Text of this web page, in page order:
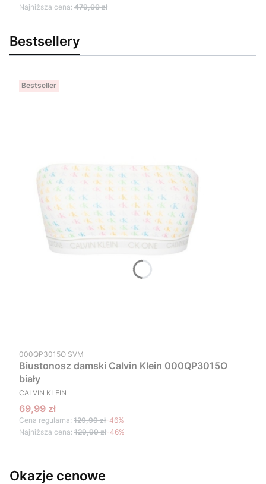
Najniższa cena: 479,00 zł
Bestsellery
Bestseller
Kod produktu
000QP3015O SVM
Biustonosz damski Calvin Klein 000QP3015O
biały
PRODUCENT
CALVIN KLEIN
Cena promocyjna
69,99 zł
Cena regularna: 129,99 zł-46%
Najniższa cena: 129,99 zł-46%
Okazje cenowe